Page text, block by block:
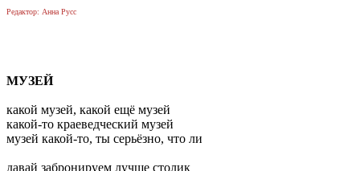
Редактор: Анна Русс
МУЗЕЙ
какой музей, какой ещё музей
какой-то краеведческий музей
музей какой-то, ты серьёзно, что ли
давай забронируем лучше столик